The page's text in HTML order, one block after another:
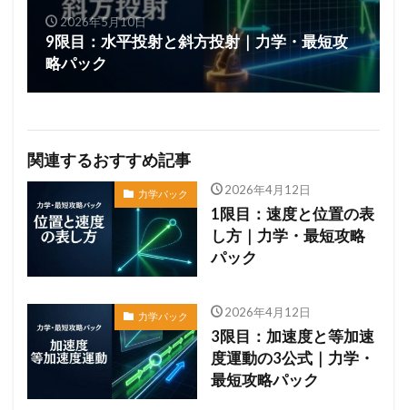
2026年5月10日
9限目：水平投射と斜方投射｜力学・最短攻
略パック
関連するおすすめ記事
力学パック 2026年4月12日
1限目：速度と位置の表
し方｜力学・最短攻略
パック
力学パック 2026年4月12日
3限目：加速度と等加速
度運動の3公式｜力学・
最短攻略パック